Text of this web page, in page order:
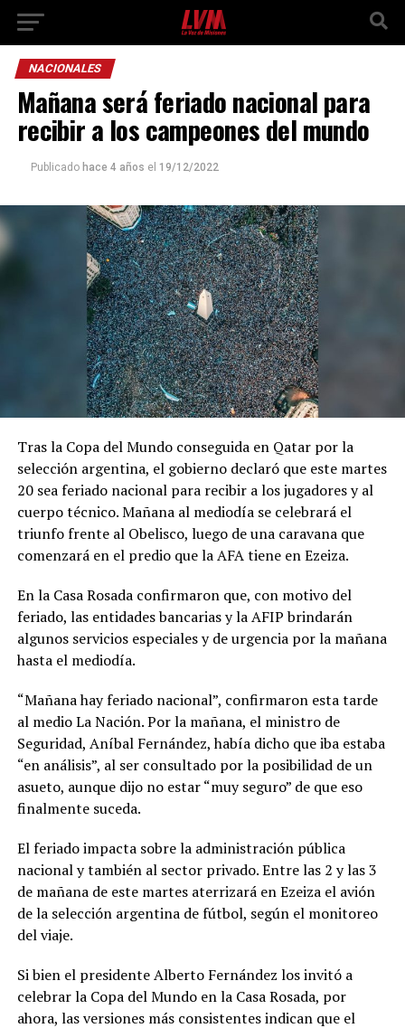
NACIONALES
Mañana será feriado nacional para
recibir a los campeones del mundo
Publicado hace 4 años el 19/12/2022
Tras la Copa del Mundo conseguida en Qatar por la
selección argentina, el gobierno declaró que este martes
20 sea feriado nacional para recibir a los jugadores y al
cuerpo técnico. Mañana al mediodía se celebrará el
triunfo frente al Obelisco, luego de una caravana que
comenzará en el predio que la AFA tiene en Ezeiza.
En la Casa Rosada confirmaron que, con motivo del
feriado, las entidades bancarias y la AFIP brindarán
algunos servicios especiales y de urgencia por la mañana
hasta el mediodía.
“Mañana hay feriado nacional”, confirmaron esta tarde
al medio La Nación. Por la mañana, el ministro de
Seguridad, Aníbal Fernández, había dicho que iba estaba
“en análisis”, al ser consultado por la posibilidad de un
asueto, aunque dijo no estar “muy seguro” de que eso
finalmente suceda.
El feriado impacta sobre la administración pública
nacional y también al sector privado. Entre las 2 y las 3
de mañana de este martes aterrizará en Ezeiza el avión
de la selección argentina de fútbol, según el monitoreo
del viaje.
Si bien el presidente Alberto Fernández los invitó a
celebrar la Copa del Mundo en la Casa Rosada, por
ahora, las versiones más consistentes indican que el